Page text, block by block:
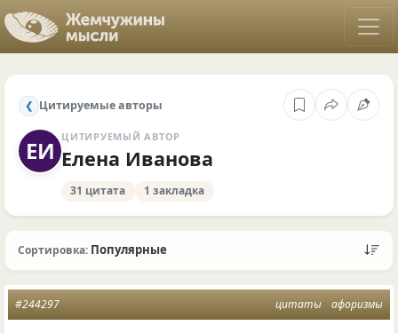
❮ Цитируемые авторы
ЕИ ЦИТИРУЕМЫЙ АВТОР
Елена Иванова
31 цитата 1 закладка
Сортировка: Популярные
цитаты афоризмы
#244297